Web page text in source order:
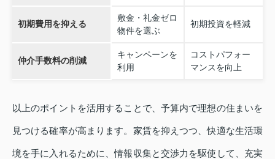
初期費用を抑える
敷金・礼金ゼロ
物件を選ぶ
初期投資を軽減
仲介手数料の削減
キャンペーンを
利用
コストパフォー
マンスを向上
以上のポイントを活用することで、予算内で理想の住まいを
見つける確率が高まります。家賃を抑えつつ、快適な生活環
境を手に入れるために、情報収集と交渉力を駆使して、充実